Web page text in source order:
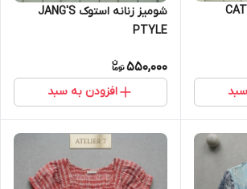
شومیز زنانه استوک JANG'S
PTYLE
550,000
افزودن به سبد